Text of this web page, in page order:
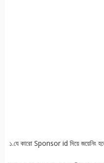
১.যে কারো Sponsor id দিয়ে জয়েনিং